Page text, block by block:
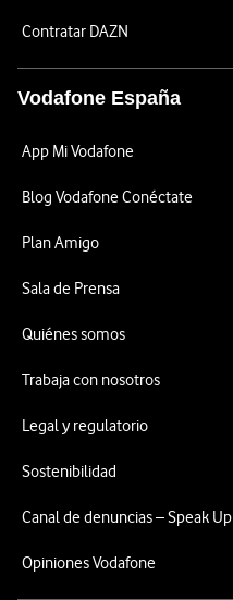
Contratar DAZN
Vodafone España
App Mi Vodafone
Blog Vodafone Conéctate
Plan Amigo
Sala de Prensa
Quiénes somos
Trabaja con nosotros
Legal y regulatorio
Sostenibilidad
Canal de denuncias – Speak Up
Opiniones Vodafone